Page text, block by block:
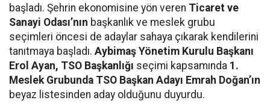
başladı. Şehrin ekonomisine yön veren Ticaret ve
Sanayi Odası’nın başkanlık ve meslek grubu
seçimleri öncesi de adaylar sahaya çıkarak kendilerini
tanıtmaya başladı. Aybimaş Yönetim Kurulu Başkanı
Erol Ayan, TSO Başkanlığı seçimi kapsamında 1.
Meslek Grubunda TSO Başkan Adayı Emrah Doğan’ın
beyaz listesinden aday olduğunu duyurdu.